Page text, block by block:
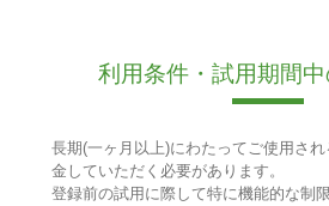
利用条件・試用期間
長期(一ヶ月以上)にわたってご使用さ
金していただく必要があります。
登録前の試用に際して特に機能的な制